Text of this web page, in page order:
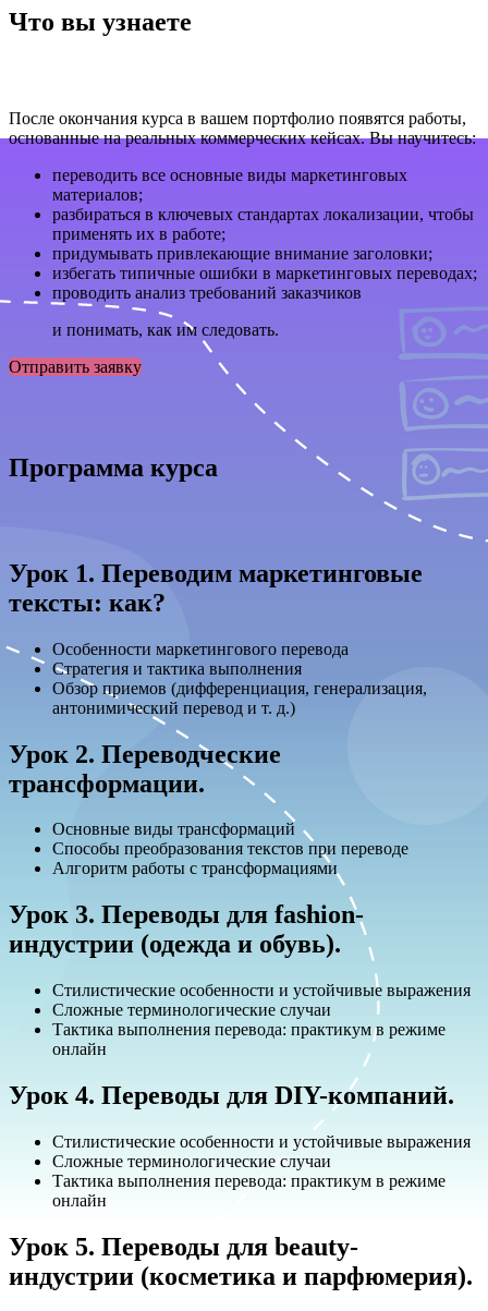
Что вы узнаете
После окончания курса в вашем портфолио появятся работы,
основанные на реальных коммерческих кейсах. Вы научитесь:
переводить все основные виды маркетинговых
материалов;
разбираться в ключевых стандартах локализации, чтобы
применять их в работе;
придумывать привлекающие внимание заголовки;
избегать типичные ошибки в маркетинговых переводах;
проводить анализ требований заказчиков
и понимать, как им следовать.
Отправить заявку
Программа курса
Урок 1. Переводим маркетинговые
тексты: как?
Особенности маркетингового перевода
Стратегия и тактика выполнения
Обзор приемов (дифференциация, генерализация,
антонимический перевод и т. д.)
Урок 2. Переводческие
трансформации.
Основные виды трансформаций
Способы преобразования текстов при переводе
Алгоритм работы с трансформациями
Урок 3. Переводы для fashion-
индустрии (одежда и обувь).
Cтилистические особенности и устойчивые выражения
Cложные терминологические случаи
Тактика выполнения перевода: практикум в режиме
онлайн
Урок 4. Переводы для DIY-компаний.
Стилистические особенности и устойчивые выражения
Сложные терминологические случаи
Тактика выполнения перевода: практикум в режиме
онлайн
Урок 5. Переводы для beauty-
индустрии (косметика и парфюмерия).